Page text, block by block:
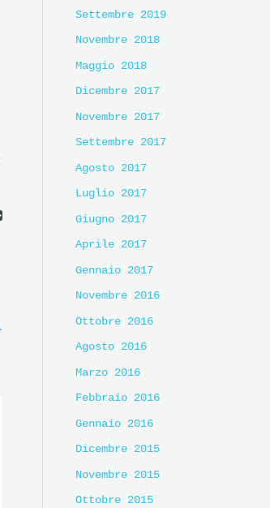
Settembre 2019
Novembre 2018
Maggio 2018
Dicembre 2017
Novembre 2017
Settembre 2017
Agosto 2017
Luglio 2017
Giugno 2017
Aprile 2017
Gennaio 2017
Novembre 2016
Ottobre 2016
Agosto 2016
Marzo 2016
Febbraio 2016
Gennaio 2016
Dicembre 2015
Novembre 2015
Ottobre 2015